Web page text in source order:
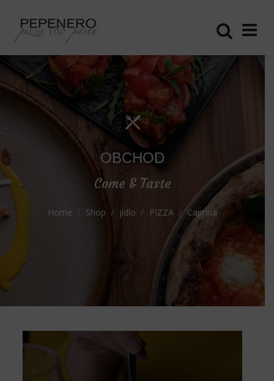
OBCHOD
Come & Taste
Home Shop jídlo PIZZA Caprina